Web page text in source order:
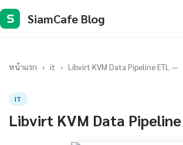
S SiamCafe Blog
หน้าแรก › it › Libvirt KVM Data Pipeline ETL —
IT
Libvirt KVM Data